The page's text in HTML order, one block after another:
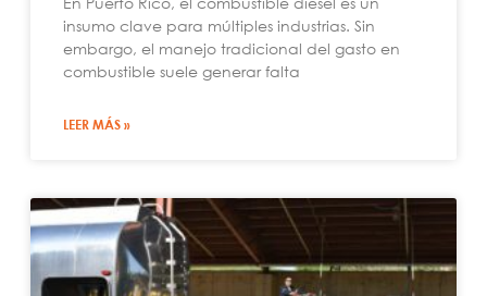
insumo clave para múltiples industrias. Sin
embargo, el manejo tradicional del gasto en
combustible suele generar falta
LEER MÁS »